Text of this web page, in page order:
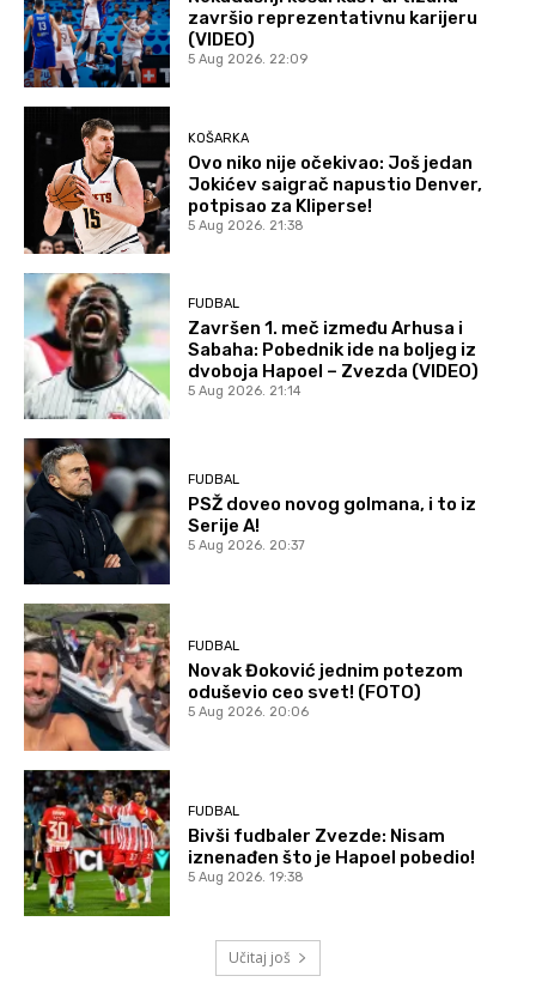
završio reprezentativnu karijeru
(VIDEO)
5 Aug 2026. 22:09
KOŠARKA
Ovo niko nije očekivao: Još jedan
Jokićev saigrač napustio Denver,
potpisao za Kliperse!
5 Aug 2026. 21:38
FUDBAL
Završen 1. meč između Arhusa i
Sabaha: Pobednik ide na boljeg iz
dvoboja Hapoel – Zvezda (VIDEO)
5 Aug 2026. 21:14
FUDBAL
PSŽ doveo novog golmana, i to iz
Serije A!
5 Aug 2026. 20:37
FUDBAL
Novak Đoković jednim potezom
oduševio ceo svet! (FOTO)
5 Aug 2026. 20:06
FUDBAL
Bivši fudbaler Zvezde: Nisam
iznenađen što je Hapoel pobedio!
5 Aug 2026. 19:38
Učitaj još